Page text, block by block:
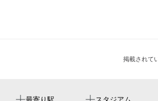
掲載されて
最寄り駅 スタジアム